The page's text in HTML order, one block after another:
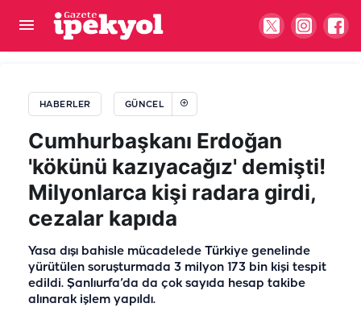
HABERLER GÜNCEL
Cumhurbaşkanı Erdoğan
'kökünü kazıyacağız' demişti!
Milyonlarca kişi radara girdi,
cezalar kapıda
Yasa dışı bahisle mücadelede Türkiye genelinde
yürütülen soruşturmada 3 milyon 173 bin kişi tespit
edildi. Şanlıurfa’da da çok sayıda hesap takibe
alınarak işlem yapıldı.
Şanlıurfa’nın istihdamı için Ankara’da önemli